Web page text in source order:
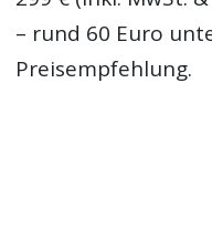
– rund 60 Euro
Preisempfehlung.